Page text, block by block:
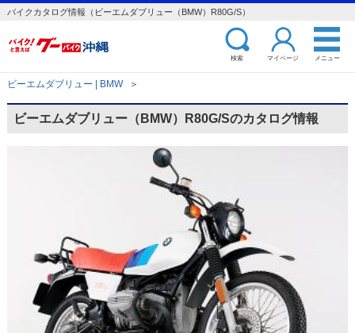
バイクカタログ情報（ビーエムダブリュー（BMW）R80G/S）
検索 マイページ メニュー
ビーエムダブリュー | BMW ＞
ビーエムダブリュー（BMW）R80G/Sのカタログ情報